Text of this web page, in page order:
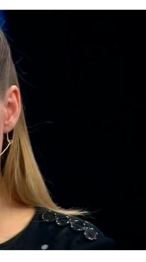
Інше Психологія